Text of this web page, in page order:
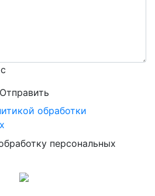
обработки
персональных